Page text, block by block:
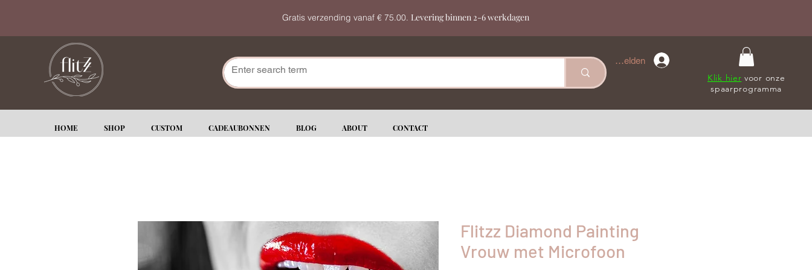
Gratis verzending vanaf € 75.00. Levering binnen 2-6 werkdagen
Anmelden
Klik hier voor onze
spaarprogramma
HOME SHOP CUSTOM CADEAUBONNEN BLOG ABOUT CONTACT
Flitzz Diamond Painting
Vrouw met Microfoon